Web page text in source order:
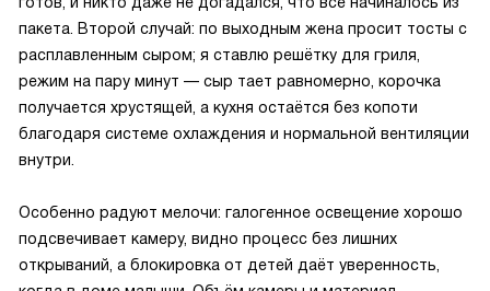
пакета. Второй случай: по выходным жена просит тосты с
расплавленным сыром; я ставлю решётку для гриля,
режим на пару минут — сыр тает равномерно, корочка
получается хрустящей, а кухня остаётся без копоти
благодаря системе охлаждения и нормальной вентиляции
внутри.
Особенно радуют мелочи: галогенное освещение хорошо
подсвечивает камеру, видно процесс без лишних
открываний, а блокировка от детей даёт уверенность,